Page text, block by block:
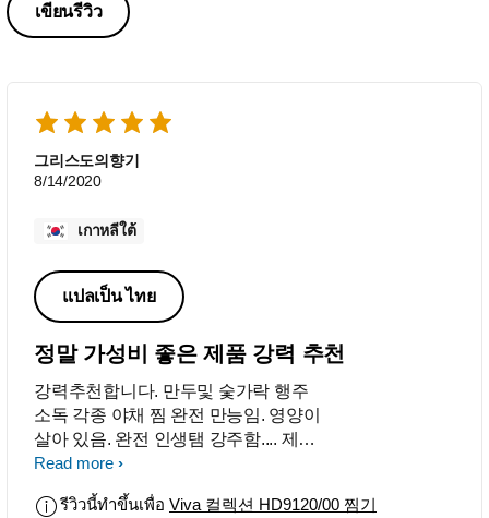
เขียนรีวิว
그리스도의향기
8/14/2020
เกาหลีใต้
แปลเป็น ไทย
정말 가성비 좋은 제품 강력 추천
강력추천합니다. 만두및 숯가락 행주
소독 각종 야채 찜 완전 만능임. 영양이
살아 있음. 완전 인생탬 강주함.... 제것
도 좋지만 구매계획있으신분은 신제품
Read more
รีวิวนี้ทำขึ้นเพื่อ Viva 컬렉션 HD9120/00 찜기